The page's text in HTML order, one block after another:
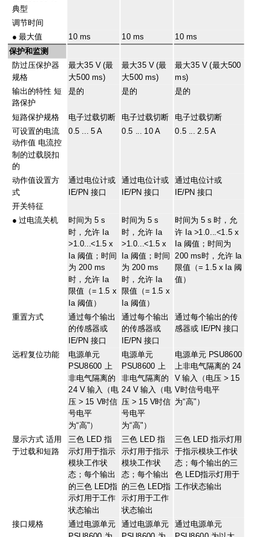
典型
调节时间
●最大值 10 ms 10 ms 10 ms
保护和监测
防过压保护器
规格
最大35 V (最
大500 ms)
最大35 V (最
大500 ms)
最大35 V (最大500
ms)
输出的特性 短
路保护
是的 是的 是的
短路保护规格 电子过载切断 电子过载切断 电子过载切断
可设置的电流
动作值 电流控
制的过载脱扣
的
0.5 ... 5 A 0.5 ... 10 A 0.5 ... 2.5 A
动作值设置方
式
通过电位计或
IE/PN 接口
通过电位计或
IE/PN 接口
通过电位计或
IE/PN 接口
开关特征
●过电流关机
时间为 5 s
时，允许 Ia
>1.0...<1.5 x
Ia 阈值；时间
为 200 ms
时，允许 Ia
限值（= 1.5 x
Ia 阈值）
时间为 5 s
时，允许 Ia
>1.0...<1.5 x
Ia 阈值；时间
为 200 ms
时，允许 Ia
限值（= 1.5 x
Ia 阈值）
时间为 5 s 时，允
许 Ia >1.0...<1.5 x
Ia 阈值；时间为
200 ms时，允许 Ia
限值（= 1.5 x Ia 阈
值）
重置方式 通过每个输出
的传感器或
IE/PN 接口
通过每个输出
的传感器或
IE/PN 接口
通过每个输出的传
感器或 IE/PN 接口
远程复位功能 电源单元
PSU8600 上
非电气隔离的
24 V 输入（电
压 > 15 V时信
号电平
为“高"）
电源单元
PSU8600 上
非电气隔离的
24 V 输入（电
压 > 15 V时信
号电平
为“高"）
电源单元 PSU8600
上非电气隔离的 24
V 输入（电压 > 15
V时信号电平
为“高"）
显示方式 适用
于过载和短路
三色 LED 指
示灯用于指示
模块工作状
态；每个输出
的三色 LED指
示灯用于工作
状态输出
三色 LED 指
示灯用于指示
模块工作状
态；每个输出
的三色 LED指
示灯用于工作
状态输出
三色 LED 指示灯用
于指示模块工作状
态；每个输出的三
色 LED指示灯用于
工作状态输出
接口规格 通过电源单元 通过电源单元 通过电源单元